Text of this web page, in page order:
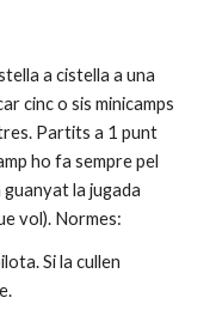
a cistella a una
cinc o sis minicamps
Partits a 1 punt
ho fa sempre pel
la jugada
vol). Normes:
Si la cullen